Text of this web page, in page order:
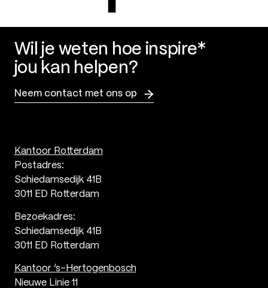
Wil je weten hoe inspire*
jou kan helpen?
Neem contact met ons op
Kantoor Rotterdam
Postadres:
Schiedamsedijk 41B
3011 ED Rotterdam
Bezoekadres:
Schiedamsedijk 41B
3011 ED Rotterdam
Kantoor ‘s-Hertogenbosch
Nieuwe Linie 11